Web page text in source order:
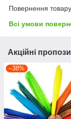
Повернення
Всі умови
Акційні
–38%